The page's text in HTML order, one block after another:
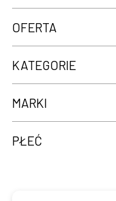
OFERTA
KATEGORIE
MARKI
PŁEĆ